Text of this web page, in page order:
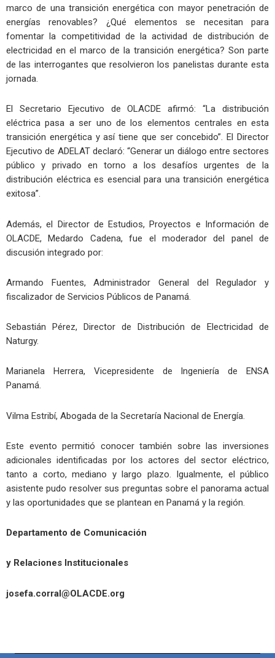
marco de una transición energética con mayor penetración de
energías renovables? ¿Qué elementos se necesitan para
fomentar la competitividad de la actividad de distribución de
electricidad en el marco de la transición energética? Son parte
de las interrogantes que resolvieron los panelistas durante esta
jornada.
El Secretario Ejecutivo de OLACDE afirmó: “La distribución
eléctrica pasa a ser uno de los elementos centrales en esta
transición energética y así tiene que ser concebido”. El Director
Ejecutivo de ADELAT declaró: “Generar un diálogo entre sectores
público y privado en torno a los desafíos urgentes de la
distribución eléctrica es esencial para una transición energética
exitosa”.
Además, el Director de Estudios, Proyectos e Información de
OLACDE, Medardo Cadena, fue el moderador del panel de
discusión integrado por:
Armando Fuentes, Administrador General del Regulador y
fiscalizador de Servicios Públicos de Panamá.
Sebastián Pérez, Director de Distribución de Electricidad de
Naturgy.
Marianela Herrera, Vicepresidente de Ingeniería de ENSA
Panamá.
Vilma Estribí, Abogada de la Secretaría Nacional de Energía.
Este evento permitió conocer también sobre las inversiones
adicionales identificadas por los actores del sector eléctrico,
tanto a corto, mediano y largo plazo. Igualmente, el público
asistente pudo resolver sus preguntas sobre el panorama actual
y las oportunidades que se plantean en Panamá y la región.
Departamento de Comunicación
y Relaciones Institucionales
josefa.corral@OLACDE.org